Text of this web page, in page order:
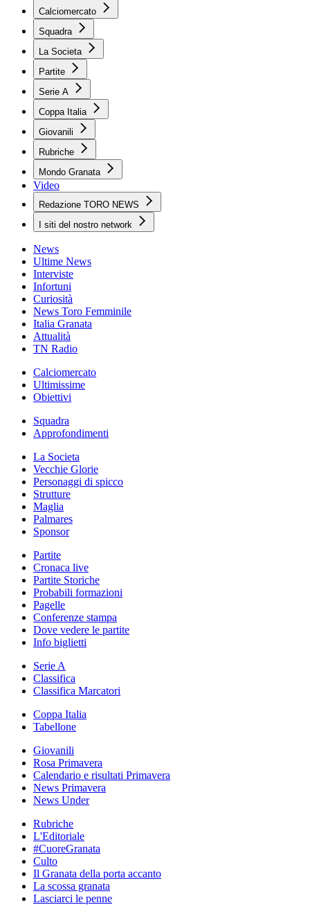
Calciomercato
Squadra
La Societa
Partite
Serie A
Coppa Italia
Giovanili
Rubriche
Mondo Granata
Video
Redazione TORO NEWS
I siti del nostro network
News
Ultime News
Interviste
Infortuni
Curiosità
News Toro Femminile
Italia Granata
Attualità
TN Radio
Calciomercato
Ultimissime
Obiettivi
Squadra
Approfondimenti
La Societa
Vecchie Glorie
Personaggi di spicco
Strutture
Maglia
Palmares
Sponsor
Partite
Cronaca live
Partite Storiche
Probabili formazioni
Pagelle
Conferenze stampa
Dove vedere le partite
Info biglietti
Serie A
Classifica
Classifica Marcatori
Coppa Italia
Tabellone
Giovanili
Rosa Primavera
Calendario e risultati Primavera
News Primavera
News Under
Rubriche
L'Editoriale
#CuoreGranata
Culto
Il Granata della porta accanto
La scossa granata
Lasciarci le penne